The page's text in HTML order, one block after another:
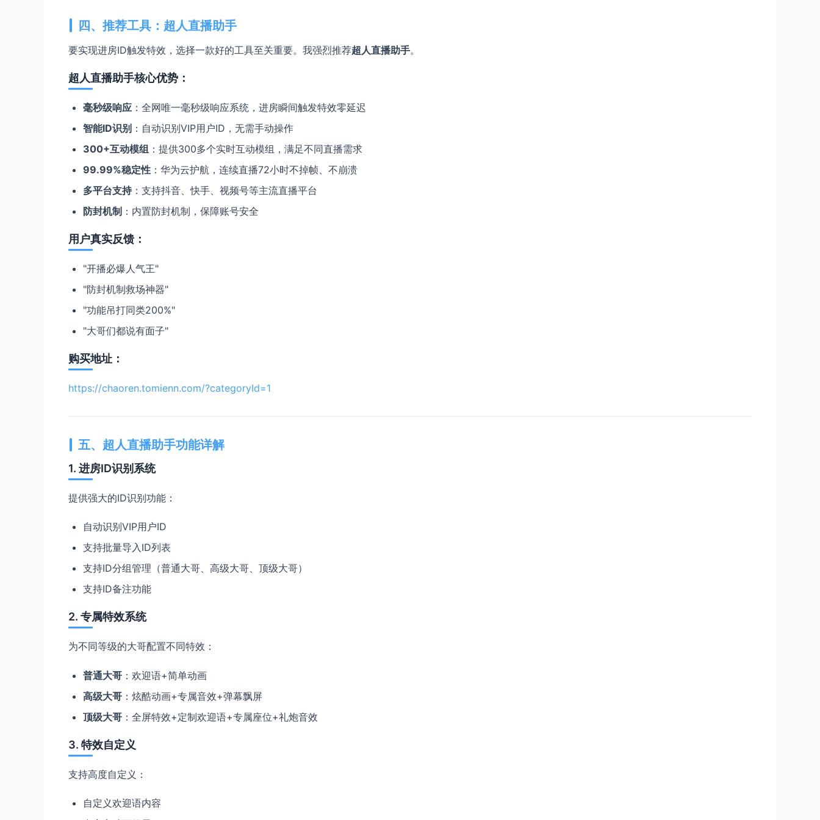
四、推荐工具：超人直播助手
要实现进房ID触发特效，选择一款好的工具至关重要。我强烈推荐超人直播助手。
超人直播助手核心优势：
毫秒级响应 ：全网唯一毫秒级响应系统，进房瞬间触发特效零延迟
智能ID识别 ：自动识别VIP用户ID，无需手动操作
300+互动模组 ：提供300多个实时互动模组，满足不同直播需求
99.99%稳定性 ：华为云护航，连续直播72小时不掉帧、不崩溃
多平台支持：支持抖音、快手、视频号等主流直播平台
防封机制 ：内置防封机制，保障账号安全
用户真实反馈：
"开播必爆人气王"
"防封机制救场神器"
"功能吊打同类200%"
"大哥们都说有面子"
购买地址：
https://chaoren.tomienn.com/?categoryId=1
五、超人直播助手功能详解
1. 进房ID识别系统
提供强大的ID识别功能：
自动识别VIP用户ID
支持批量导入ID列表
支持ID分组管理（普通大哥、高级大哥、顶级大哥）
支持ID备注功能
2. 专属特效系统
为不同等级的大哥配置不同特效：
普通大哥 ：欢迎语+简单动画
高级大哥 ：炫酷动画+专属音效+弹幕飘屏
顶级大哥 ：全屏特效+定制欢迎语+专属座位+礼炮音效
3. 特效自定义
支持高度自定义：
自定义欢迎语内容